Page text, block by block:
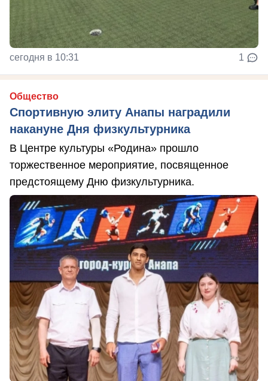
сегодня в 10:31 1
Общество
Спортивную элиту Анапы наградили
накануне Дня физкультурника
В Центре культуры «Родина» прошло
торжественное мероприятие, посвященное
предстоящему Дню физкультурника.